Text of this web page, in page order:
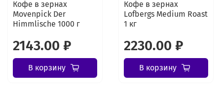
Кофе в зернах
Movenpick Der
Himmlische 1000 г
2143.00 ₽
В корзину
Кофе в зернах
Lofbergs Medium Roast
1 кг
2230.00 ₽
В корзину